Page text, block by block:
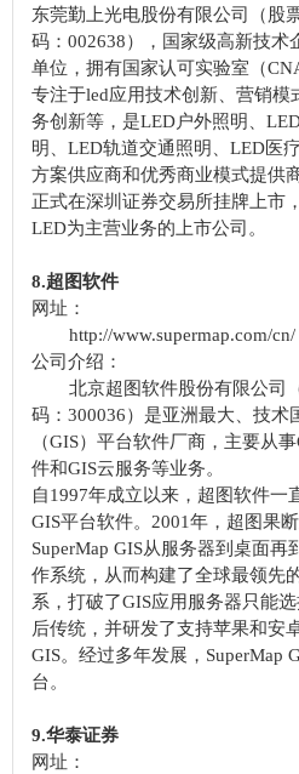
东莞勤上光电股份有限公司（股
码：002638），国家级高新技术
单位，拥有国家认可实验室（
专注于led应用技术创新、营销模
务创新等，是LED户外照明、
明、LED轨道交通照明、LED医
方案供应商和优秀商业模式提供
正式在深圳证券交易所挂牌上市
LED为主营业务的上市公司。
8.超图软件
网址：
http://www.supermap.com/cn/
公司介绍：
北京超图软件股份有限公司（
码：300036）是亚洲最大、技术
（GIS）平台软件厂商，主要从
件和GIS云服务等业务。
自1997年成立以来，超图软件一
GIS平台软件。2001年，超图果
SuperMap GIS从服务器到桌面
作系统，从而构建了全球最领先
系，打破了GIS应用服务器只能
后传统，并研发了支持苹果和安
GIS。经过多年发展，SuperMap
台。
9.华泰证券
网址：